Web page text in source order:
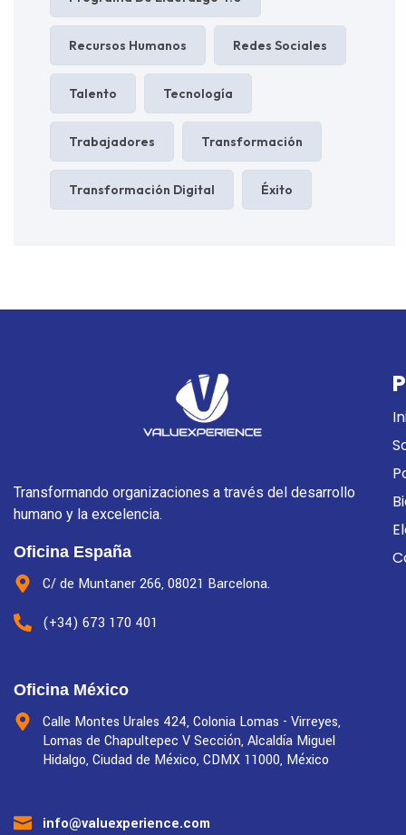
Recursos Humanos Redes Sociales
Talento Tecnología
Trabajadores Transformación
Transformación Digital Éxito
Transformando organizaciones a través del desarrollo
humano y la excelencia.
Oficina España
C/ de Muntaner 266, 08021 Barcelona.
(+34) 673 170 401
Oficina México
Calle Montes Urales 424, Colonia Lomas - Virreyes,
Lomas de Chapultepec V Sección, Alcaldía Miguel
Hidalgo, Ciudad de México, CDMX 11000, México
info@valuexperience.com